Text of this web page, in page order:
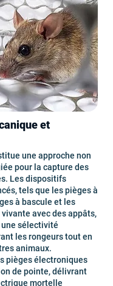
et
une approche non
pour la capture des
Les dispositifs
tels que les pièges à
à bascule et les
avec des appâts,
sélectivité
les rongeurs tout en
animaux.
pièges électroniques
de pointe, délivrant
mortelle